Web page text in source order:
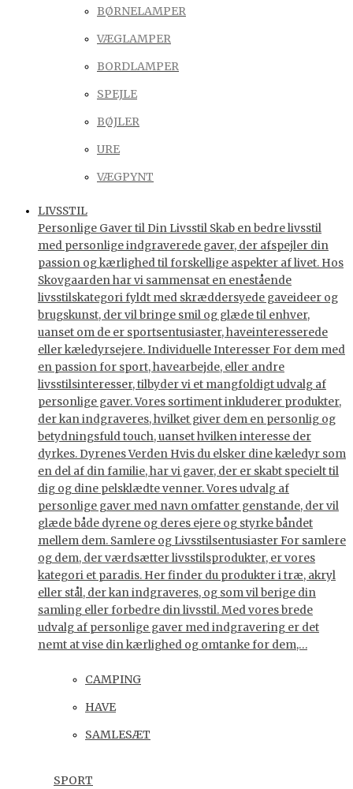
BØRNELAMPER
VÆGLAMPER
BORDLAMPER
SPEJLE
BØJLER
URE
VÆGPYNT
LIVSSTIL
Personlige Gaver til Din Livsstil Skab en bedre livsstil
med personlige indgraverede gaver, der afspejler din
passion og kærlighed til forskellige aspekter af livet. Hos
Skovgaarden har vi sammensat en enestående
livsstilskategori fyldt med skræddersyede gaveideer og
brugskunst, der vil bringe smil og glæde til enhver,
uanset om de er sportsentusiaster, haveinteresserede
eller kæledyrsejere. Individuelle Interesser For dem med
en passion for sport, havearbejde, eller andre
livsstilsinteresser, tilbyder vi et mangfoldigt udvalg af
personlige gaver. Vores sortiment inkluderer produkter,
der kan indgraveres, hvilket giver dem en personlig og
betydningsfuld touch, uanset hvilken interesse der
dyrkes. Dyrenes Verden Hvis du elsker dine kæledyr som
en del af din familie, har vi gaver, der er skabt specielt til
dig og dine pelsklædte venner. Vores udvalg af
personlige gaver med navn omfatter genstande, der vil
glæde både dyrene og deres ejere og styrke båndet
mellem dem. Samlere og Livsstilsentusiaster For samlere
og dem, der værdsætter livsstilsprodukter, er vores
kategori et paradis. Her finder du produkter i træ, akryl
eller stål, der kan indgraveres, og som vil berige din
samling eller forbedre din livsstil. Med vores brede
udvalg af personlige gaver med indgravering er det
nemt at vise din kærlighed og omtanke for dem,…
CAMPING
HAVE
SAMLESÆT
SPORT